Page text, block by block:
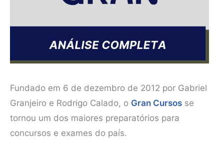
Fundado em 6 de dezembro de 2012 por Gabriel
Granjeiro e Rodrigo Calado, o Gran Cursos se
tornou um dos maiores preparatórios para
concursos e exames do país.